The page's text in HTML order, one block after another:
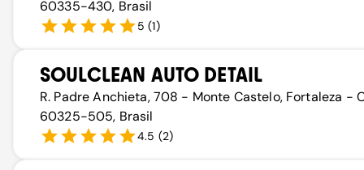
60335-430, Brasil
5 (1)
SOULCLEAN AUTO DETAIL
R. Padre Anchieta, 708 - Monte Castelo, Fortaleza -
60325-505, Brasil
4.5 (2)